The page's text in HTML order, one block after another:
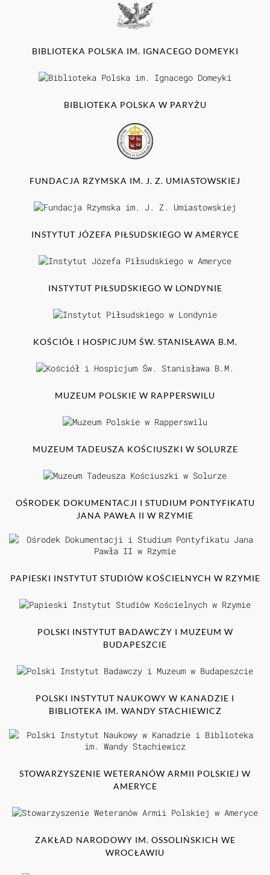
BIBLIOTEKA POLSKA IM. IGNACEGO DOMEYKI
BIBLIOTEKA POLSKA W PARYŻU
FUNDACJA RZYMSKA IM. J. Z. UMIASTOWSKIEJ
INSTYTUT JÓZEFA PIŁSUDSKIEGO W AMERYCE
INSTYTUT PIŁSUDSKIEGO W LONDYNIE
KOŚCIÓŁ I HOSPICJUM ŚW. STANISŁAWA B.M.
MUZEUM POLSKIE W RAPPERSWILU
MUZEUM TADEUSZA KOŚCIUSZKI W SOLURZE
OŚRODEK DOKUMENTACJI I STUDIUM PONTYFIKATU
JANA PAWŁA II W RZYMIE
PAPIESKI INSTYTUT STUDIÓW KOŚCIELNYCH W RZYMIE
POLSKI INSTYTUT BADAWCZY I MUZEUM W
BUDAPESZCIE
POLSKI INSTYTUT NAUKOWY W KANADZIE I
BIBLIOTEKA IM. WANDY STACHIEWICZ
STOWARZYSZENIE WETERANÓW ARMII POLSKIEJ W
AMERYCE
ZAKŁAD NARODOWY IM. OSSOLIŃSKICH WE
WROCŁAWIU